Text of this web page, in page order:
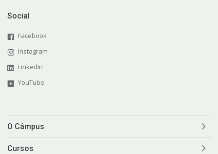
Social
Facebook
Instagram
LinkedIn
YouTube
O Câmpus
Cursos